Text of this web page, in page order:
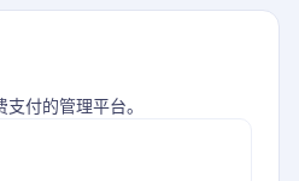
付的管理平台。